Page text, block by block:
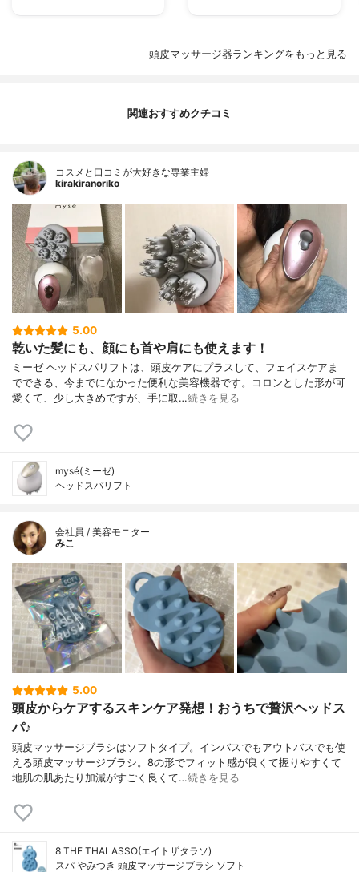
頭皮マッサージ器ランキングをもっと見る
関連おすすめクチコミ
コスメと口コミが大好きな専業主婦
kirakiranoriko
5.00
乾いた髪にも、顔にも首や肩にも使えます！
ミーゼ ヘッドスパリフトは、頭皮ケアにプラスして、フェイスケアま
でできる、今までになかった便利な美容機器です。コロンとした形が可
愛くて、少し大きめですが、手に取…続きを見る
mysé(ミーゼ)
ヘッドスパリフト
会社員 / 美容モニター
みこ
5.00
頭皮からケアするスキンケア発想！おうちで贅沢ヘッドス
パ♪
頭皮マッサージブラシはソフトタイプ。インバスでもアウトバスでも使
える頭皮マッサージブラシ。8の形でフィット感が良くて握りやすくて
地肌の肌あたり加減がすごく良くて…続きを見る
8 THE THALASSO(エイトザタラソ)
スパ やみつき 頭皮マッサージブラシ ソフト